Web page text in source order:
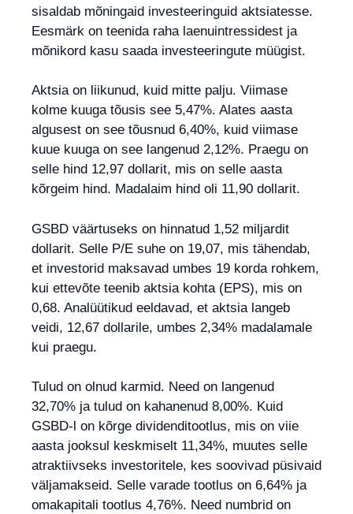
sisaldab mõningaid investeeringuid aktsiatesse.
Eesmärk on teenida raha laenuintressidest ja
mõnikord kasu saada investeeringute müügist.
Aktsia on liikunud, kuid mitte palju. Viimase
kolme kuuga tõusis see 5,47%. Alates aasta
algusest on see tõusnud 6,40%, kuid viimase
kuue kuuga on see langenud 2,12%. Praegu on
selle hind 12,97 dollarit, mis on selle aasta
kõrgeim hind. Madalaim hind oli 11,90 dollarit.
GSBD väärtuseks on hinnatud 1,52 miljardit
dollarit. Selle P/E suhe on 19,07, mis tähendab,
et investorid maksavad umbes 19 korda rohkem,
kui ettevõte teenib aktsia kohta (EPS), mis on
0,68. Analüütikud eeldavad, et aktsia langeb
veidi, 12,67 dollarile, umbes 2,34% madalamale
kui praegu.
Tulud on olnud karmid. Need on langenud
32,70% ja tulud on kahanenud 8,00%. Kuid
GSBD-l on kõrge dividenditootlus, mis on viie
aasta jooksul keskmiselt 11,34%, muutes selle
atraktiivseks investoritele, kes soovivad püsivaid
väljamakseid. Selle varade tootlus on 6,64% ja
omakapitali tootlus 4,76%. Need numbrid on